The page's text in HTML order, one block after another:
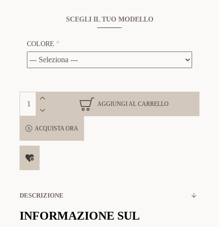
SCEGLI IL TUO MODELLO
COLORE
AGGIUNGI AL CARRELLO
ACQUISTA ORA
DESCRIZIONE
INFORMAZIONE SUL